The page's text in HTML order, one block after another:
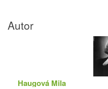
Autor
Haugová Mila